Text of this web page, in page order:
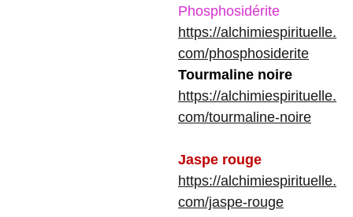
Phosphosidérite
https://alchimiespirituelle.
com/phosphosiderite
Tourmaline noire
https://alchimiespirituelle.
com/tourmaline-noire
Jaspe rouge
https://alchimiespirituelle.
com/jaspe-rouge